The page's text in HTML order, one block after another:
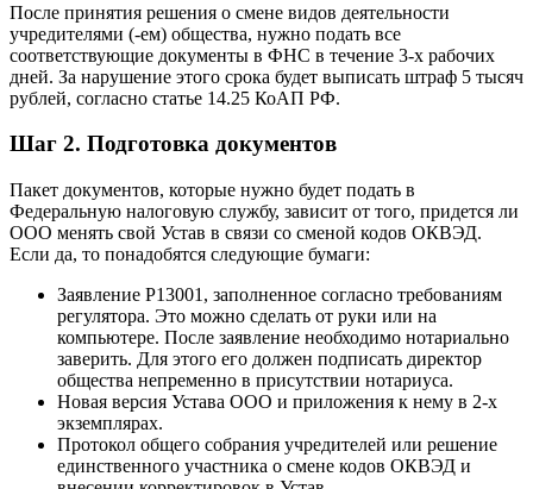
После принятия решения о смене видов деятельности
учредителями (-ем) общества, нужно подать все
соответствующие документы в ФНС в течение 3-х рабочих
дней. За нарушение этого срока будет выписать штраф 5 тысяч
рублей, согласно статье 14.25 КоАП РФ.
Шаг 2. Подготовка документов
Пакет документов, которые нужно будет подать в
Федеральную налоговую службу, зависит от того, придется ли
ООО менять свой Устав в связи со сменой кодов ОКВЭД.
Если да, то понадобятся следующие бумаги:
Заявление Р13001, заполненное согласно требованиям
регулятора. Это можно сделать от руки или на
компьютере. После заявление необходимо нотариально
заверить. Для этого его должен подписать директор
общества непременно в присутствии нотариуса.
Новая версия Устава ООО и приложения к нему в 2-х
экземплярах.
Протокол общего собрания учредителей или решение
единственного участника о смене кодов ОКВЭД и